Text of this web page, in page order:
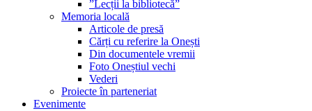
”Lecții la bibliotecă”
Memoria locală
Articole de presă
Cărți cu referire la Onești
Din documentele vremii
Foto Oneștiul vechi
Vederi
Proiecte în parteneriat
Evenimente